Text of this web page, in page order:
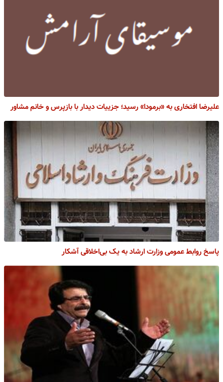
علیرضا افتخاری به «برمودا» رسید؛ جزییات دیدار با بازپرس و خانم مشاور
پاسخ روابط عمومی وزارت ارشاد به یک‌ بی‌اخلاقی آشکار